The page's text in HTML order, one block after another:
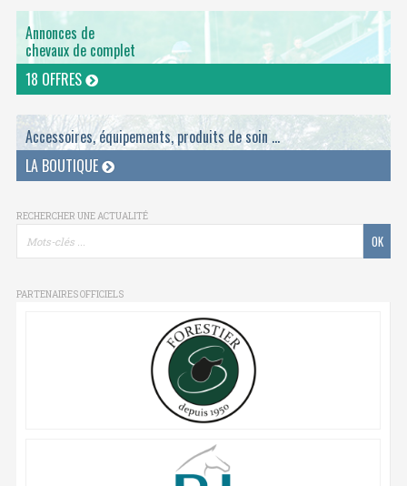
Annonces de
chevaux de complet
18 OFFRES
Accessoires, équipements, produits de soin ...
LA BOUTIQUE
RECHERCHER UNE ACTUALITÉ
PARTENAIRES OFFICIELS